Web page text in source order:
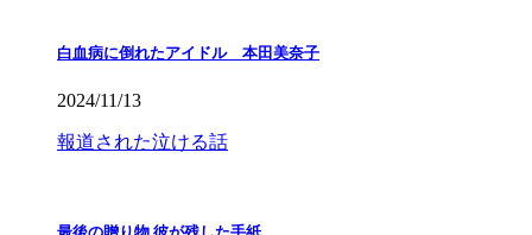
白血病に倒れたアイドル 本田美奈子
2024/11/13
報道された泣ける話